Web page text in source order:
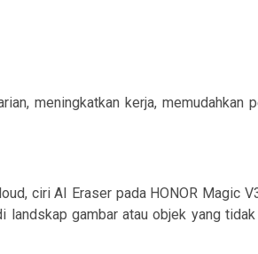
meningkatkan kerja, memudahkan
ciri AI Eraser pada HONOR Magic
gambar atau objek yang